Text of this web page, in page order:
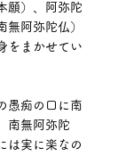
願）、阿弥陀
無阿弥陀仏）
をまかせてい
愚痴の口に南
南無阿弥陀
は実に楽なの